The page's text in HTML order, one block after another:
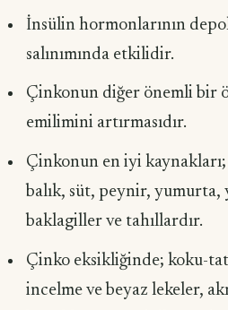
İnsülin hormonlarının
salınımında etkilidir.
Çinkonun diğer önemli bir
emilimini artırmasıdır.
Çinkonun en iyi
balık, süt, peynir, yumurta,
baklagiller ve tahıllardır.
Çinko eksikliğinde; koku-
incelme ve beyaz le­keler,